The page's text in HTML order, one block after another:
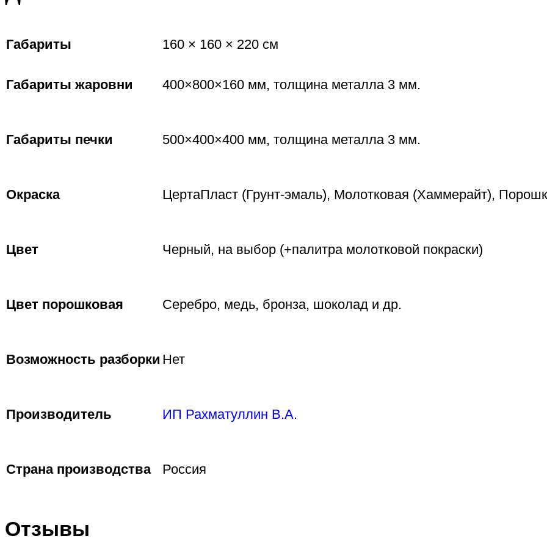
Габариты 160 × 160 × 220 см
Габариты жаровни 400×800×160 мм, толщина металла 3 мм.
Габариты печки 500×400×400 мм, толщина металла 3 мм.
Окраска ЦертаПласт (Грунт-эмаль), Молотковая (Хаммерайт),
Цвет Черный, на выбор (+палитра молотковой покраски)
Цвет порошковая Серебро, медь, бронза, шоколад и др.
Возможность разборки Нет
Производитель ИП Рахматуллин В.А.
Страна производства Россия
Отзывы